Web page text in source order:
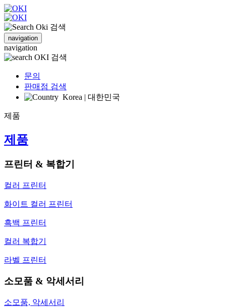
검색
navigation
navigation
검색
문의
판매점 검색
Korea | 대한민국
제품
제품
프린터 & 복합기
컬러 프린터
화이트 컬러 프린터
흑백 프린터
컬러 복합기
라벨 프린터
소모품 & 악세서리
소모품, 악세서리